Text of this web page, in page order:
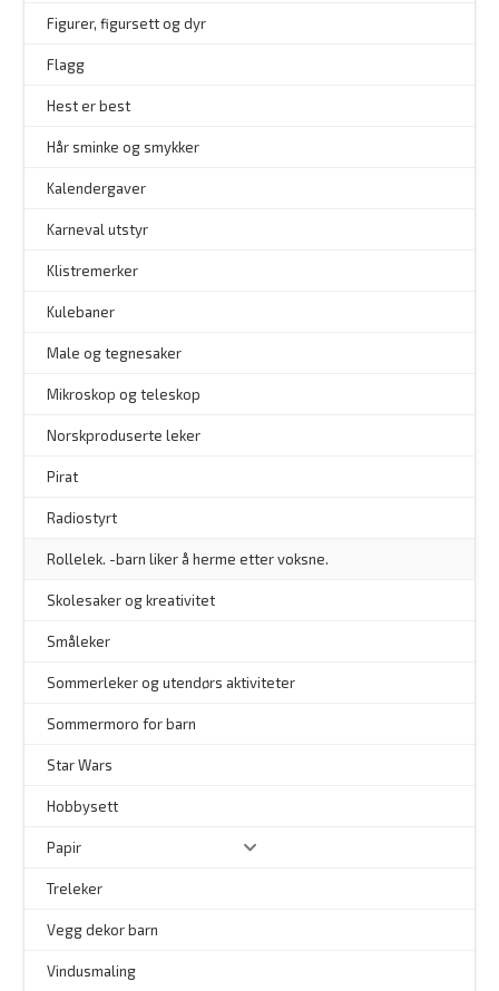
Figurer, figursett og dyr
Flagg
Hest er best
Hår sminke og smykker
Kalendergaver
Karneval utstyr
Klistremerker
Kulebaner
Male og tegnesaker
Mikroskop og teleskop
Norskproduserte leker
Pirat
Radiostyrt
Rollelek. -barn liker å herme etter voksne.
Skolesaker og kreativitet
Småleker
Sommerleker og utendørs aktiviteter
Sommermoro for barn
Star Wars
Hobbysett
Papir
Treleker
Vegg dekor barn
Vindusmaling